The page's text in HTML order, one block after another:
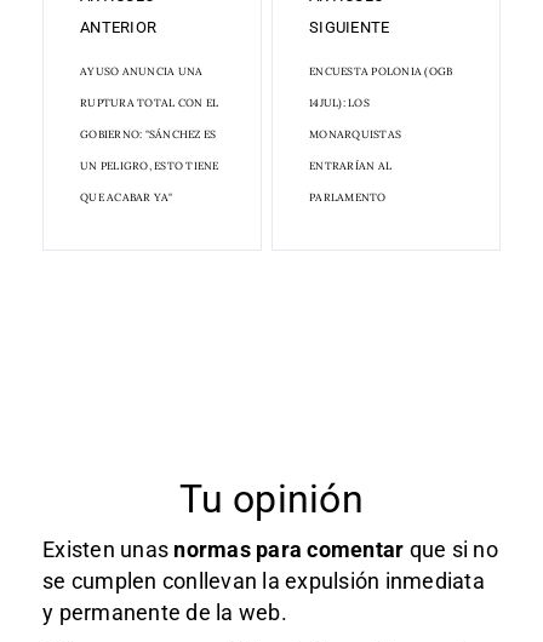
ANTERIOR
AYUSO ANUNCIA UNA
RUPTURA TOTAL CON EL
GOBIERNO: "SÁNCHEZ ES
UN PELIGRO, ESTO TIENE
QUE ACABAR YA"
SIGUIENTE
ENCUESTA POLONIA (OGB
14JUL): LOS
MONARQUISTAS
ENTRARÍAN AL
PARLAMENTO
Tu opinión
Existen unas normas para comentar que si no
se cumplen conllevan la expulsión inmediata
y permanente de la web.